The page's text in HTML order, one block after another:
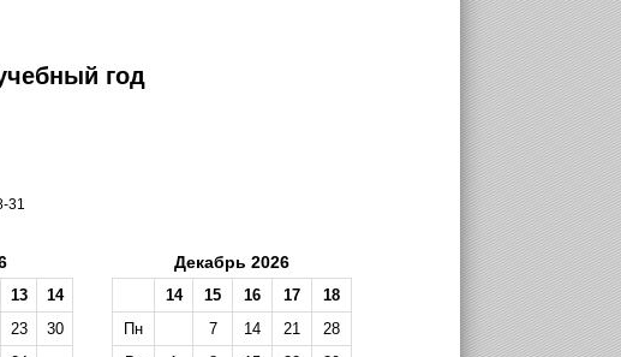
год
31
13
14
23
30
Декабрь 2026
14 15 16 17
18
Пн
7 14 21
28